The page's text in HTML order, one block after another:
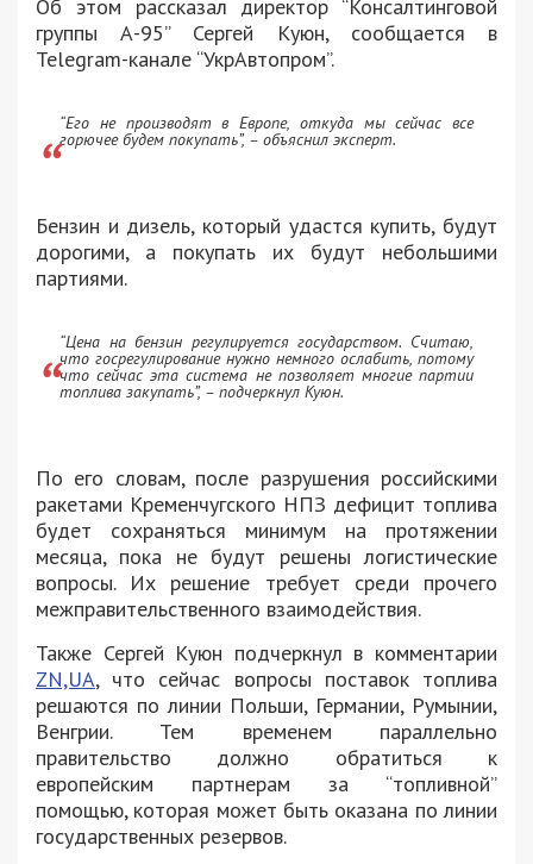
Об этом рассказал директор “Консалтинговой
группы А-95” Сергей Куюн, сообщается в
Telegram-канале “УкрАвтопром”.
“Его не производят в Европе, откуда мы сейчас все
горючее будем покупать”, – объяснил эксперт.
Бензин и дизель, который удастся купить, будут
дорогими, а покупать их будут небольшими
партиями.
“Цена на бензин регулируется государством. Считаю,
что госрегулирование нужно немного ослабить, потому
что сейчас эта система не позволяет многие партии
топлива закупать”, – подчеркнул Куюн.
По его словам, после разрушения российскими
ракетами Кременчугского НПЗ дефицит топлива
будет сохраняться минимум на протяжении
месяца, пока не будут решены логистические
вопросы. Их решение требует среди прочего
межправительственного взаимодействия.
Также Сергей Куюн подчеркнул в комментарии
ZN,UA, что сейчас вопросы поставок топлива
решаются по линии Польши, Германии, Румынии,
Венгрии. Тем временем параллельно
правительство должно обратиться к
европейским партнерам за “топливной”
помощью, которая может быть оказана по линии
государственных резервов.